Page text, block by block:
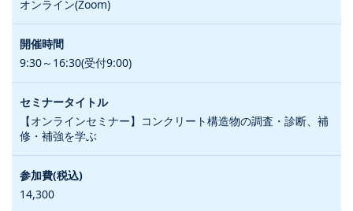
オンライン(Zoom)
9:30～16:30(受付9:00)
【オンラインセミナー】コンクリート構造物の調査・診断、補
修・補強を学ぶ
14,300